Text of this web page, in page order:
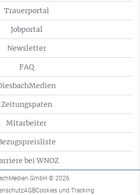
Trauerportal
Jobportal
Newsletter
FAQ
Zeitungspaten
Mitarbeiter
bei WNOZ
GmbH © 2026
AGBCookies und Tracking